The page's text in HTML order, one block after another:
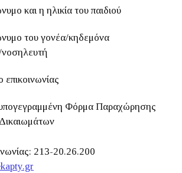
και η ηλικία του παιδιού
του γονέα/κηδεμόνα
νοσηλευτή
Φόρμα Παραχώρησης
213-20.26.200